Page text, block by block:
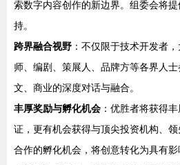
索数字内容创作的新边界。组委会将
持。
跨界融合视野 ：不仅限于技术开发者
师、编剧、策展人、品牌方等各界人
文、商业的深度对话与融合。
丰厚奖励与孵化机会 ：优胜者将获得
证，更有机会获得与顶尖投资机构、
合作的孵化机会，将创意转化为具有影